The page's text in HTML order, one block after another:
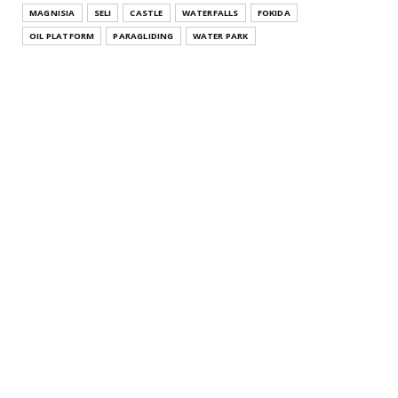
THESSALONIKI
MAGNISIA
SELI CASTLE WATERFALLS
FOKIDA
OIL PLATFORM
PARAGLIDING WATER PARK